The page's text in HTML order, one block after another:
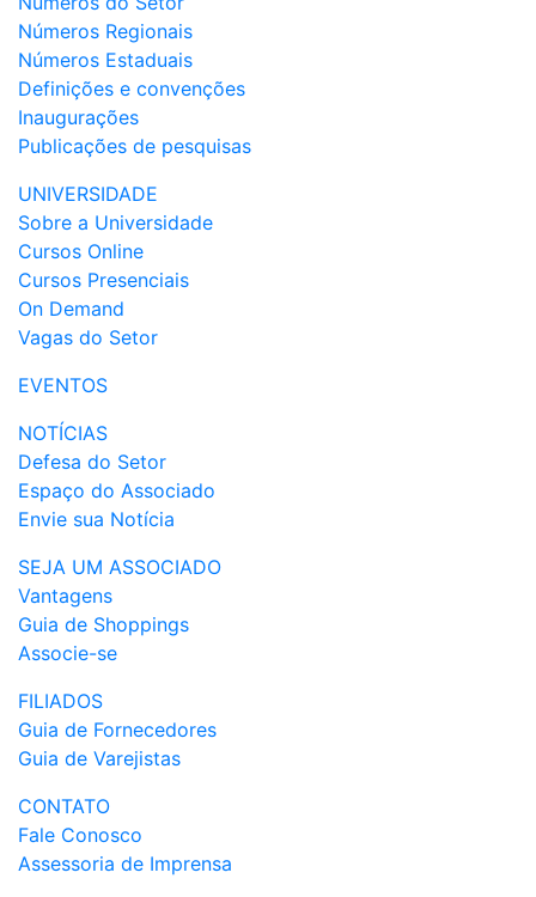
Números Regionais
Números Estaduais
Definições e convenções
Inaugurações
Publicações de pesquisas
UNIVERSIDADE
Sobre a Universidade
Cursos Online
Cursos Presenciais
On Demand
Vagas do Setor
EVENTOS
NOTÍCIAS
Defesa do Setor
Espaço do Associado
Envie sua Notícia
SEJA UM ASSOCIADO
Vantagens
Guia de Shoppings
Associe-se
FILIADOS
Guia de Fornecedores
Guia de Varejistas
CONTATO
Fale Conosco
Assessoria de Imprensa